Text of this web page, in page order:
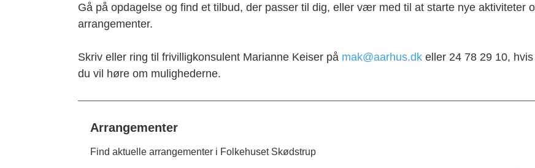
Gå på opdagelse og find et tilbud, der passer til dig, eller vær med til at starte nye aktiviteter
arrangementer.
Skriv eller ring til frivilligkonsulent Marianne Keiser på mak@aarhus.dkeller 24 78 29 10, hvis
du vil høre om mulighederne.
Arrangementer
Find aktuelle arrangementer i Folkehuset Skødstrup